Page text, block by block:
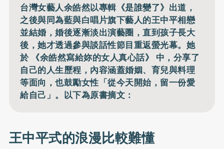
台灣女藝人余皓然以專輯《是誰變了》出道，
之後與同為藍與白唱片旗下藝人的王中平相戀
並結婚，婚後逐漸淡出演藝圈，直到孩子長大
後，她才透過參與談話性節目重返螢光幕。她
於 《余皓然寫給妳的女人真心話》 中，分享了
自己的人生歷程，內容涵蓋婚姻、育兒與料理
等面向，也鼓勵女性「從今天開始，留一份愛
給自己」。以下為原書摘文：
王中平式的浪漫比較難懂